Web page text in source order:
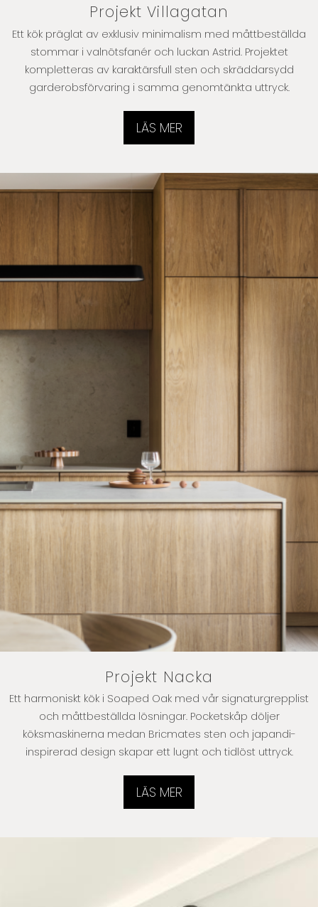
Projekt Villagatan
Ett kök präglat av exklusiv minimalism med måttbeställda
stommar i valnötsfanér och luckan Astrid. Projektet
kompletteras av karaktärsfull sten och skräddarsydd
garderobsförvaring i samma genomtänkta uttryck.
LÄS MER
Projekt Nacka
Ett harmoniskt kök i Soaped Oak med vår signaturgrepplist
och måttbeställda lösningar. Pocketskåp döljer
köksmaskinerna medan Bricmates sten och japandi-
inspirerad design skapar ett lugnt och tidlöst uttryck.
LÄS MER